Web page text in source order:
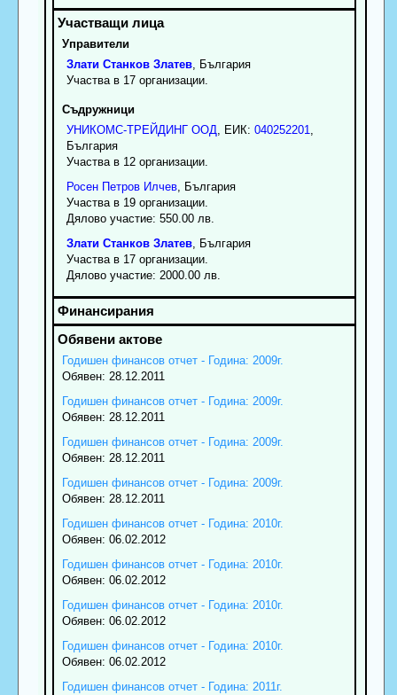
Управители
Злати Станков Златев, България
Участва в 17 организации.
Съдружници
УНИКОМС-ТРЕЙДИНГ ООД, ЕИК: 040252201,
България
Участва в 12 организации.
Росен Петров Илчев, България
Участва в 19 организации.
Дялово участие: 550.00 лв.
Злати Станков Златев, България
Участва в 17 организации.
Дялово участие: 2000.00 лв.
Годишен финансов отчет - Година: 2009г.
Обявен: 28.12.2011
Годишен финансов отчет - Година: 2009г.
Обявен: 28.12.2011
Годишен финансов отчет - Година: 2009г.
Обявен: 28.12.2011
Годишен финансов отчет - Година: 2009г.
Обявен: 28.12.2011
Годишен финансов отчет - Година: 2010г.
Обявен: 06.02.2012
Годишен финансов отчет - Година: 2010г.
Обявен: 06.02.2012
Годишен финансов отчет - Година: 2010г.
Обявен: 06.02.2012
Годишен финансов отчет - Година: 2010г.
Обявен: 06.02.2012
Годишен финансов отчет - Година: 2011г.